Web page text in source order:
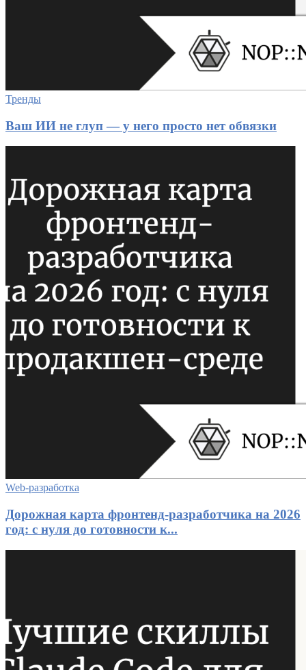
Тренды
Ваш ИИ не глуп — у него просто нет обвязки
Web-разработка
Дорожная карта фронтенд-разработчика на 2026
год: с нуля до готовности к...